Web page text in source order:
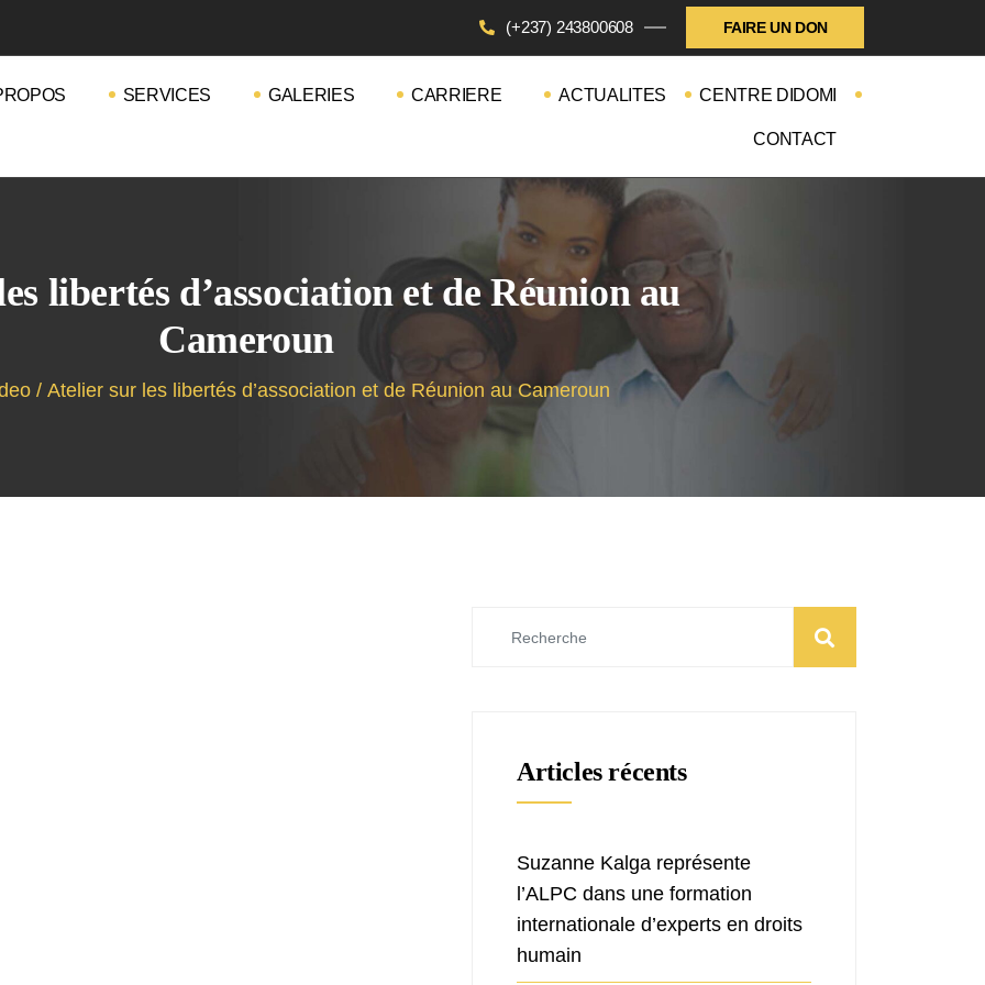
(+237) 243800608 FAIRE UN DON
SERVICES GALERIES CARRIERE ACTUALITES CENTRE DIDOMI
CONTACT
libertés d’association et de Réunion au
Cameroun
/ Atelier sur les libertés d’association et de Réunion au Cameroun
Articles récents
Suzanne Kalga représente
l’ALPC dans une formation
internationale d’experts en droits
humain